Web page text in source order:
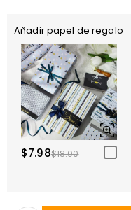
Añadir papel de regalo
$7.98$18.00